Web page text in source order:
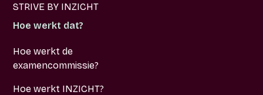
STRIVE BY INZICHT
Hoe werkt dat?
Hoe werkt de
examencommissie?
Hoe werkt INZICHT?